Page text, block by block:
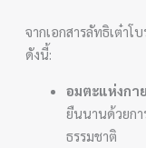
จากเอกสารลัทธิเต๋า
ดังนี้:
อมตะแห่งกา
ยืนนานด้วยก
ธรรมชาติ